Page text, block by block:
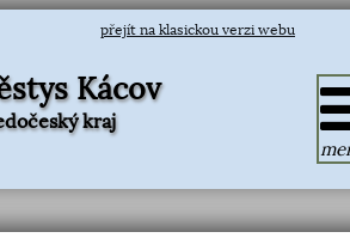
přejít na klasickou verzi webu
Kácov
kraj